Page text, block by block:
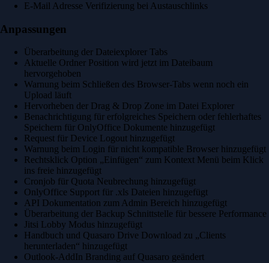
E-Mail Adresse Verifizierung bei Austauschlinks
Anpassungen
Überarbeitung der Dateiexplorer Tabs
Aktuelle Ordner Position wird jetzt im Dateibaum
hervorgehoben
Warnung beim Schließen des Browser-Tabs wenn noch ein
Upload läuft
Hervorheben der Drag & Drop Zone im Datei Explorer
Benachrichtigung für erfolgreiches Speichern oder fehlerhaftes
Speichern für OnlyOffice Dokumente hinzugefügt
Request für Device Logout hinzugefügt
Warnung beim Login für nicht kompatible Browser hinzugefügt
Rechtsklick Option „Einfügen“ zum Kontext Menü beim Klick
ins freie hinzugefügt
Cronjob für Quota Neubrechung hinzugefügt
OnlyOffice Support für .xls Dateien hinzugefügt
API Dokumentation zum Admin Bereich hinzugefügt
Überarbeitung der Backup Schnittstelle für bessere Performance
Jitsi Lobby Modus hinzugefügt
Handbuch und Quasaro Drive Download zu „Clients
herunterladen“ hinzugefügt
Outlook-AddIn Branding auf Quasaro geändert